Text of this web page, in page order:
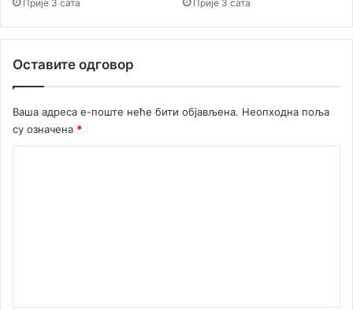
Прије 3 сата Прије 3 сата
Оставите одговор
Ваша адреса е-поште неће бити објављена. Неопходна поља
су означена *